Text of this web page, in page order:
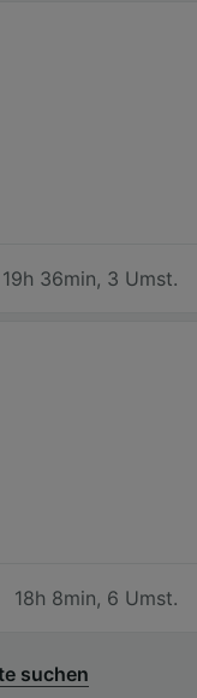
19h 36min, 3 Umst.
18h 8min, 6 Umst.
suchen